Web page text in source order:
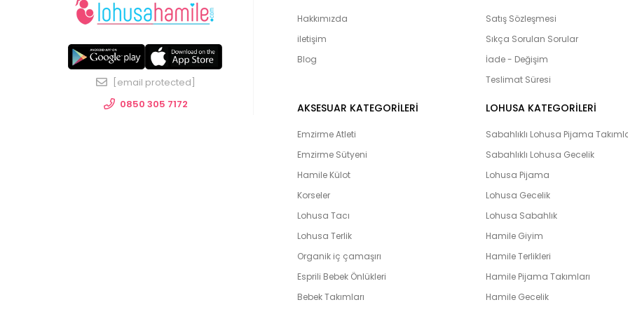
adayları’nın yanı sıra
olduğumuz bebek setlerimiz
çıkış setlerini yaptıran ve
bulunmaktadır. Lohusahamile
vermeye çalışmaktadır. Kapıda
hamile olarak en hızlı bir şekilde
[email protected]
0850 305 7172
Hakkımızda
iletişim
Blog
Satış Sözleşmesi
Sıkça Sorulan Sorular
İade - Değişim
Teslimat Süresi
AKSESUAR KATEGORİLERİ
Emzirme Atleti
Emzirme Sütyeni
Hamile Külot
Korseler
Lohusa Tacı
Lohusa Terlik
Organik iç çamaşırı
Esprili Bebek Önlükleri
Bebek Takımları
LOHUSA KATEGORİLERİ
Sabahlıklı Lohusa Pijama
Sabahlıklı Lohusa Gecelik
Lohusa Pijama
Lohusa Gecelik
Lohusa Sabahlık
Hamile Giyim
Hamile Terlikleri
Hamile Pijama Takımları
Hamile Gecelik